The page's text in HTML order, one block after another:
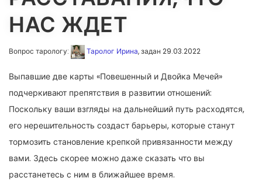
НАС ЖДЕТ
Вопрос тарологу: Таролог Ирина, задан 29.03.2022
Выпавшие две карты «Повешенный и Двойка Мечей»
подчеркивают препятствия в развитии отношений:
Поскольку ваши взгляды на дальнейший путь расходятся,
его нерешительность создаст барьеры, которые станут
тормозить становление крепкой привязанности между
вами. Здесь скорее можно даже сказать что вы
расстанетесь с ним в ближайшее время.